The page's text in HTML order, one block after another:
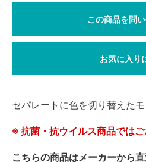
この商品を問
お気に入り
セパレートに色を切り替えた
※ 抗菌・抗ウイルス商品ではご
こちらの商品はメーカーから直